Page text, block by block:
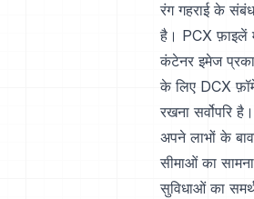
रंग गहराई के
है। PCX फ़ाइलें
कंटेनर इमेज
के लिए DCX
रखना सर्वोपरि है।
अपने लाभों के
सीमाओं का
सुविधाओं का